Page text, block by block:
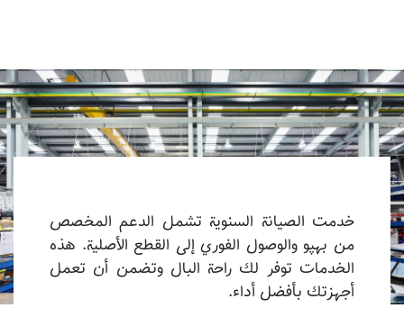
خدمت الصيانة السنوية تشمل الدعم المخصص
من بهپو والوصول الفوري إلى القطع الأصلية. هذه
الخدمات توفر لك راحة البال وتضمن أن تعمل
أجهزتك بأفضل أداء.